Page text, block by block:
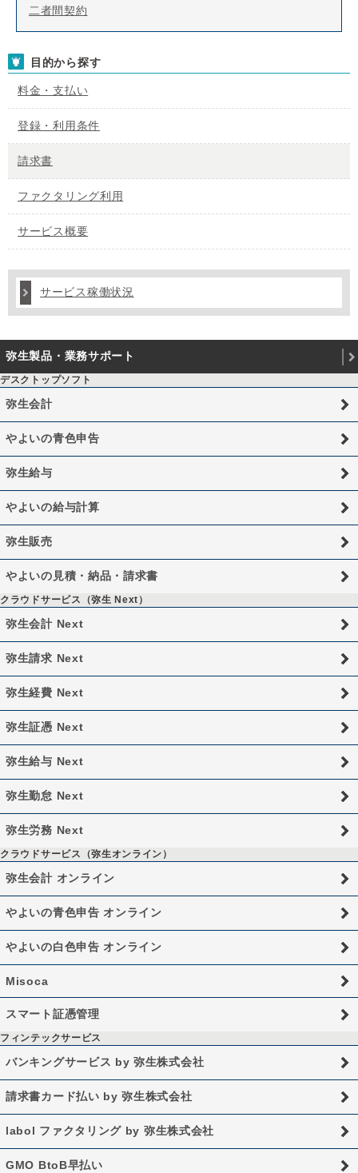
二者間契約
目的から探す
料金・支払い
登録・利用条件
請求書
ファクタリング利用
サービス概要
サービス稼働状況
弥生製品・業務サポート
デスクトップソフト
弥生会計
やよいの青色申告
弥生給与
やよいの給与計算
弥生販売
やよいの見積・納品・請求書
クラウドサービス（弥生 Next）
弥生会計 Next
弥生請求 Next
弥生経費 Next
弥生証憑 Next
弥生給与 Next
弥生勤怠 Next
弥生労務 Next
クラウドサービス（弥生オンライン）
弥生会計 オンライン
やよいの青色申告 オンライン
やよいの白色申告 オンライン
Misoca
スマート証憑管理
フィンテックサービス
バンキングサービス by 弥生株式会社
請求書カード払い by 弥生株式会社
labol ファクタリング by 弥生株式会社
GMO BtoB早払い